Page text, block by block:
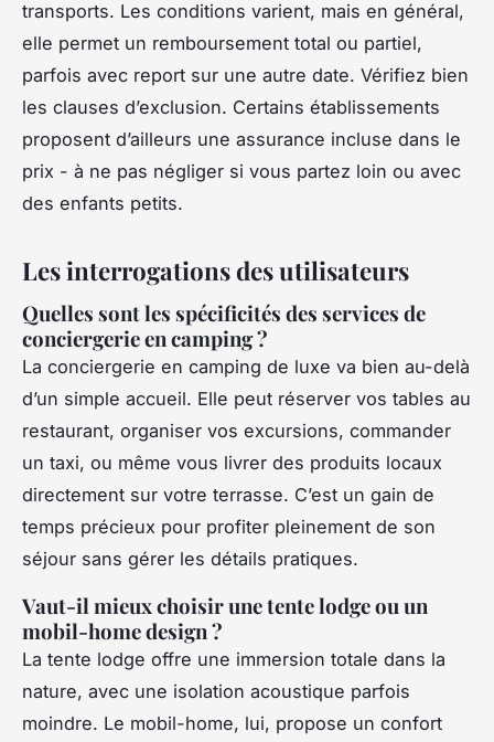
transports. Les conditions varient, mais en général,
elle permet un remboursement total ou partiel,
parfois avec report sur une autre date. Vérifiez bien
les clauses d’exclusion. Certains établissements
proposent d’ailleurs une assurance incluse dans le
prix - à ne pas négliger si vous partez loin ou avec
des enfants petits.
Les interrogations des utilisateurs
Quelles sont les spécificités des services de
conciergerie en camping ?
La conciergerie en camping de luxe va bien au-delà
d’un simple accueil. Elle peut réserver vos tables au
restaurant, organiser vos excursions, commander
un taxi, ou même vous livrer des produits locaux
directement sur votre terrasse. C’est un gain de
temps précieux pour profiter pleinement de son
séjour sans gérer les détails pratiques.
Vaut-il mieux choisir une tente lodge ou un
mobil-home design ?
La tente lodge offre une immersion totale dans la
nature, avec une isolation acoustique parfois
moindre. Le mobil-home, lui, propose un confort